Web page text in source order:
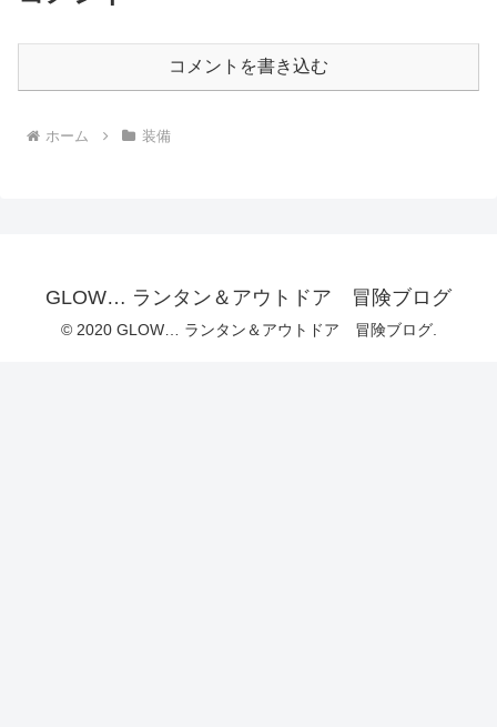
コメントを書き込む
ホーム 装備
GLOW… ランタン＆アウトドア 冒険ブログ
© 2020 GLOW… ランタン＆アウトドア 冒険ブログ.